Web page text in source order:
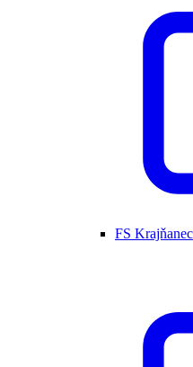
FS Krajňanec